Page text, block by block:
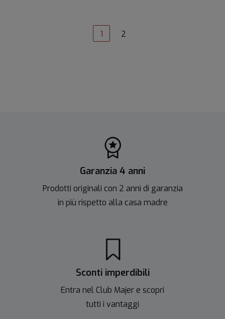
1 2
Garanzia 4 anni
Prodotti originali con 2 anni di garanzia
in più rispetto alla casa madre
Sconti imperdibili
Entra nel Club Majer e scopri
tutti i vantaggi